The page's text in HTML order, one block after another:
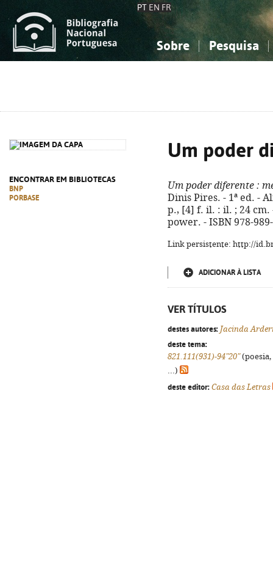
PT EN FR
Sobre Pesquisa
ENCONTRAR EM BIBLIOTECAS
BNP
PORBASE
Um poder
Um poder diferente :
Dinis Pires. - 1ª ed. -
p., [4] f. il. : il. ; 24
power. - ISBN 978-
Link persistente: http://
ADICIONAR À LISTA
VER TÍTULOS
destes autores: Jacinda
deste tema:
821.111(931)-94"20"(poesia,
...)
deste editor: Casa das Letras